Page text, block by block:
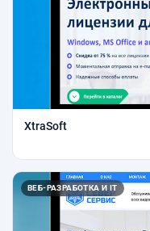
XtraSoft
ВЕБ-РАЗРАБОТКА И IT